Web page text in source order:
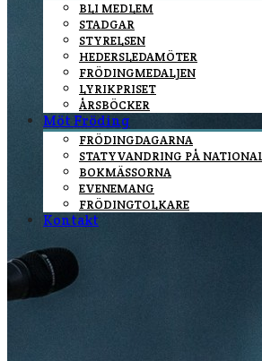
BLI MEDLEM
STADGAR
STYRELSEN
HEDERSLEDAMÖTER
FRÖDINGMEDALJEN
LYRIKPRISET
ÅRSBÖCKER
Möt Fröding
FRÖDINGDAGARNA
STATYVANDRING PÅ
BOKMÄSSORNA
EVENEMANG
FRÖDINGTOLKARE
Kontakt